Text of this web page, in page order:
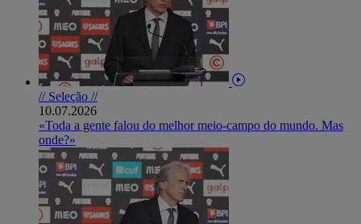
// Seleção //
10.07.2026
«Toda a gente falou do melhor meio-campo do mundo. Mas
onde?»